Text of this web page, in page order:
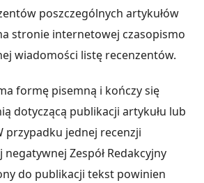
poszczególnych artykułów
stronie internetowej czasopismo
wiadomości listę recenzentów.
formę pisemną i kończy się
dotyczącą publikacji artykułu lub
przypadku jednej recenzji
Zespół Redakcyjny
do publikacji tekst powinien